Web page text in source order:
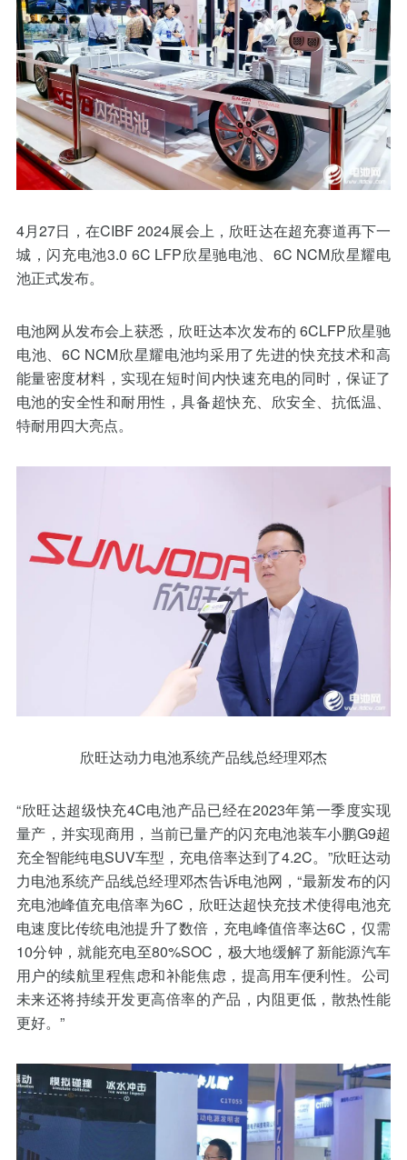
4月27日，在CIBF 2024展会上，欣旺达在超充赛道再下一
城，闪充电池3.0 6C LFP欣星驰电池、6C NCM欣星耀电
池正式发布。
电池网从发布会上获悉，欣旺达本次发布的 6CLFP欣星驰
电池、6C NCM欣星耀电池均采用了先进的快充技术和高
能量密度材料，实现在短时间内快速充电的同时，保证了
电池的安全性和耐用性，具备超快充、欣安全、抗低温、
特耐用四大亮点。
欣旺达动力电池系统产品线总经理邓杰
“欣旺达超级快充4C电池产品已经在2023年第一季度实现
量产，并实现商用，当前已量产的闪充电池装车小鹏G9超
充全智能纯电SUV车型，充电倍率达到了4.2C。”欣旺达动
力电池系统产品线总经理邓杰告诉电池网，“最新发布的闪
充电池峰值充电倍率为6C，欣旺达超快充技术使得电池充
电速度比传统电池提升了数倍，充电峰值倍率达6C，仅需
10分钟，就能充电至80%SOC，极大地缓解了新能源汽车
用户的续航里程焦虑和补能焦虑，提高用车便利性。公司
未来还将持续开发更高倍率的产品，内阻更低，散热性能
更好。”